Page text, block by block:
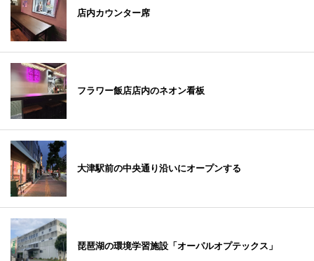
店内カウンター席
フラワー飯店店内のネオン看板
大津駅前の中央通り沿いにオープンする
琵琶湖の環境学習施設「オーパルオプテックス」